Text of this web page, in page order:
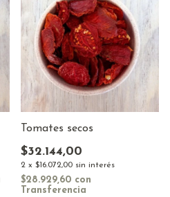
Tomates secos
$32.144,00
2 x $16.072,00 sin interés
$28.929,60 con
Transferencia